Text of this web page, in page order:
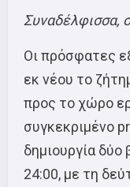
Συναδέλφισσα,
Οι πρόσφατες
εκ νέου το
προς το χώρο
συγκεκριμένο
δημιουργία δύο
24:00, με τη